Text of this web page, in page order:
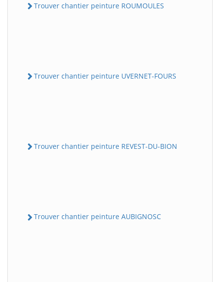
Trouver chantier peinture ROUMOULES
Trouver chantier peinture UVERNET-FOURS
Trouver chantier peinture REVEST-DU-BION
Trouver chantier peinture AUBIGNOSC